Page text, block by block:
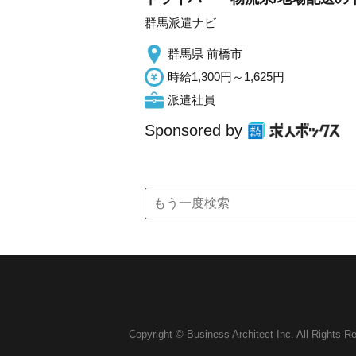
群馬派遣ナビ
群馬県 前橋市
時給1,300円～1,625円
派遣社員
Sponsored by
Copyright © Business Architect Inc. All Rights